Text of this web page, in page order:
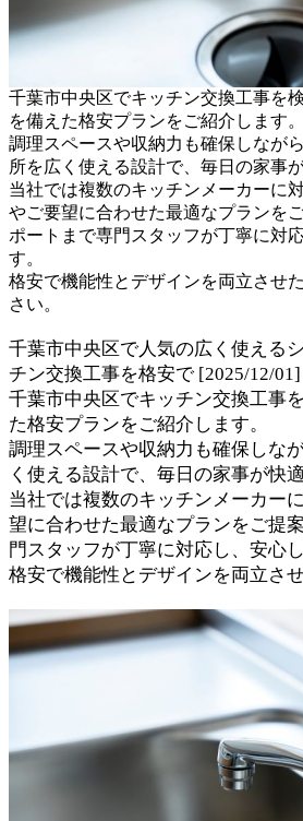
千葉市中央区でキッチン交換工事を
を備えた格安プランをご紹介します。
調理スペースや収納力も確保しなが
所を広く使える設計で、毎日の家事
当社では複数のキッチンメーカーに
やご要望に合わせた最適なプランを
ポートまで専門スタッフが丁寧に対
す。
格安で機能性とデザインを両立させ
さい。
千葉市中央区で人気の広く使える
チン交換工事を格安で [2025/12/01]
千葉市中央区でキッチン交換工事
た格安プランをご紹介します。
調理スペースや収納力も確保しな
く使える設計で、毎日の家事が快
当社では複数のキッチンメーカー
望に合わせた最適なプランをご提
門スタッフが丁寧に対応し、安心
格安で機能性とデザインを両立さ